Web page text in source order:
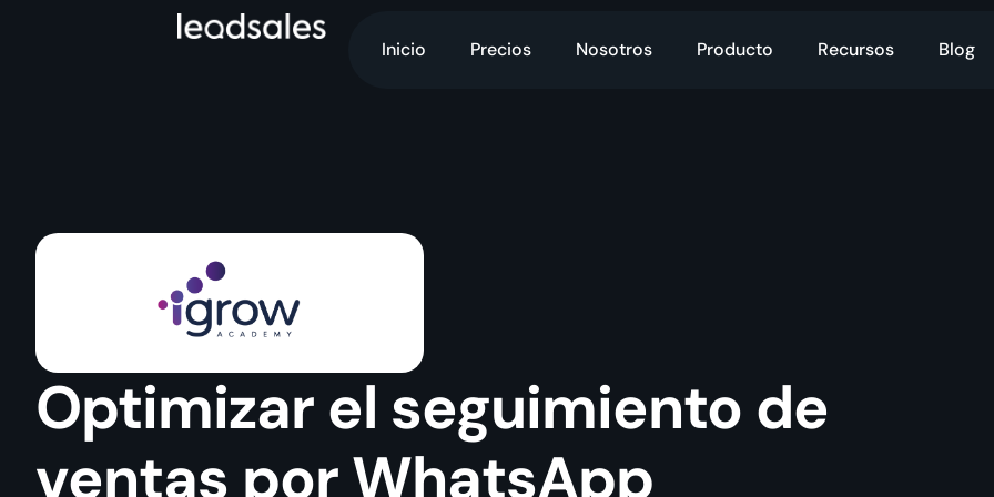
Inicio Precios Nosotros Producto Recursos Blog
Optimizar el seguimiento de
ventas por WhatsApp